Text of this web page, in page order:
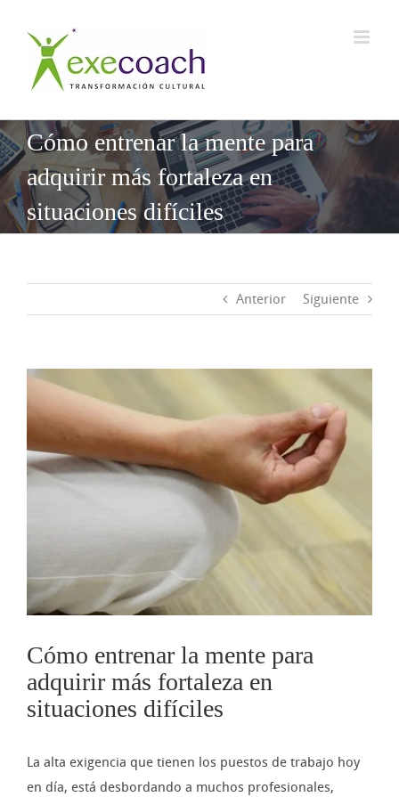
contenido
Cómo entrenar la mente para
adquirir más fortaleza en
situaciones difíciles
Anterior Siguiente
Ver
imagen
más
grande
Cómo entrenar la mente para
adquirir más fortaleza en
situaciones difíciles
La alta exigencia que tienen los puestos de trabajo hoy
en día, está desbordando a muchos profesionales,